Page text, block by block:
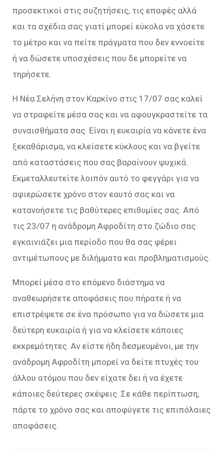
προσεκτικοί στις συζητήσεις, τις επαφές αλλά
και τα σχέδια σας γιατί μπορεί εύκολα να χάσετε
το μέτρο και να πείτε πράγματα που δεν εννοείτε
ή να δώσετε υποσχέσεις που δε μπορείτε να
τηρήσετε.
Η Νέα Σελήνη στον Καρκίνο στις 17/07 σας καλεί
να στραφείτε μέσα σας και να αφουγκραστείτε τα
συναισθήματα σας. Είναι η ευκαιρία να κάνετε ένα
ξεκαθάρισμα, να κλείσετε κύκλους και να βγείτε
από καταστάσεις που σας βαραίνουν ψυχικά.
Εκμεταλλευτείτε λοιπόν αυτό το φεγγάρι για να
αφιερώσετε χρόνο στον εαυτό σας και να
κατανοήσετε τις βαθύτερες επιθυμίες σας. Από
τις 23/07 η ανάδρομη Αφροδίτη στο ζώδιο σας
εγκαινιάζει μια περίοδο που θα σας φέρει
αντιμέτωπους με διλήμματα και προβληματισμούς.
Μπορεί μέσα στο επόμενο διάστημα να
αναθεωρήσετε αποφάσεις που πήρατε ή να
επιστρέψετε σε ένα πρόσωπο για να δώσετε μια
δεύτερη ευκαιρία ή για να κλείσετε κάποιες
εκκρεμότητες. Αν είστε ήδη δεσμευμένοι, με την
ανάδρομη Αφροδίτη μπορεί να δείτε πτυχές του
άλλου ατόμου που δεν είχατε δει ή να έχετε
κάποιες δεύτερες σκέψεις. Σε κάθε περίπτωση,
πάρτε το χρόνο σας και αποφύγετε τις επιπόλαιες
αποφάσεις.